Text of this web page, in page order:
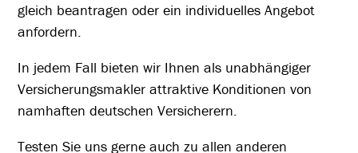
gleich beantragen oder ein individuelles Angebot
anfordern.
In jedem Fall bieten wir Ihnen als unabhängiger
Versicherungsmakler attraktive Konditionen von
namhaften deutschen Versicherern.
Testen Sie uns gerne auch zu allen anderen